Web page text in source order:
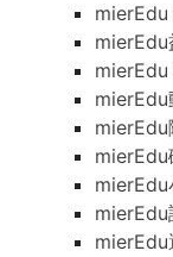
mierEdu
mierEdu
mierEdu
mierEdu
mierEdu
mierEdu
mierEdu
mierEdu
mierEdu